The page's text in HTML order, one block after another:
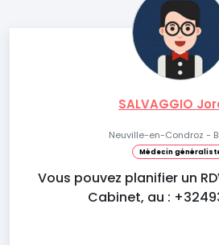
SALVAGGIO
Neuville-en-Condroz -
Médecin
Vous pouvez planifier un
Cabinet, au :